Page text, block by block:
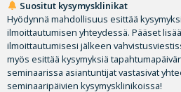
Suositut kysymysklinikat
Hyödynnä mahdollisuus esittää
ilmoittautumisen yhteydessä. Pääset
ilmoittautumisesi jälkeen
myös esittää kysymyksiä
seminaarissa asiantuntijat vastasivat
seminaaripäivien kysymysklinikoissa!